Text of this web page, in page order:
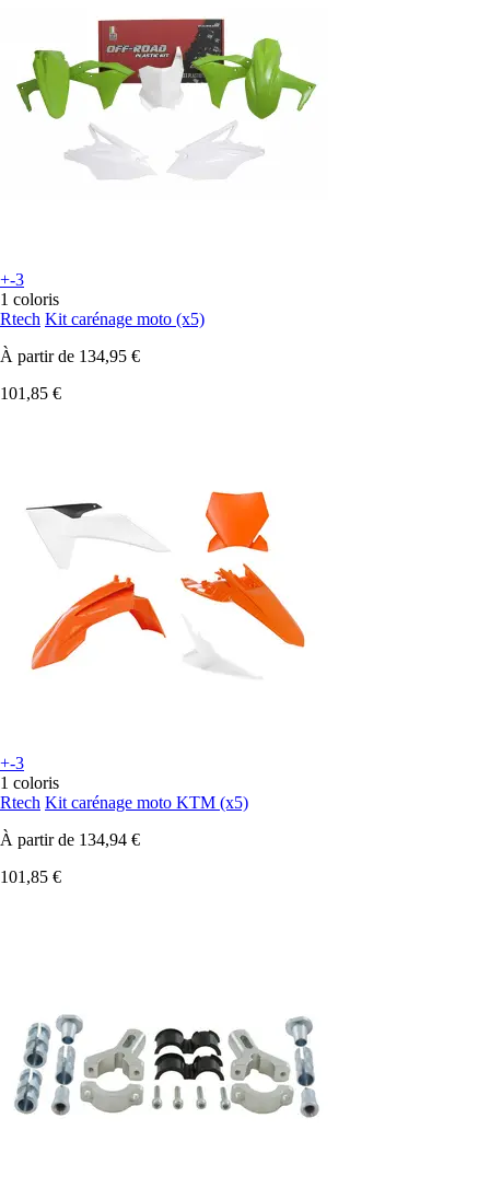
+-3
1 coloris
Rtech Kit carénage moto (x5)
À partir de 134,95 €
101,85 €
+-3
1 coloris
Rtech Kit carénage moto KTM (x5)
À partir de 134,94 €
101,85 €